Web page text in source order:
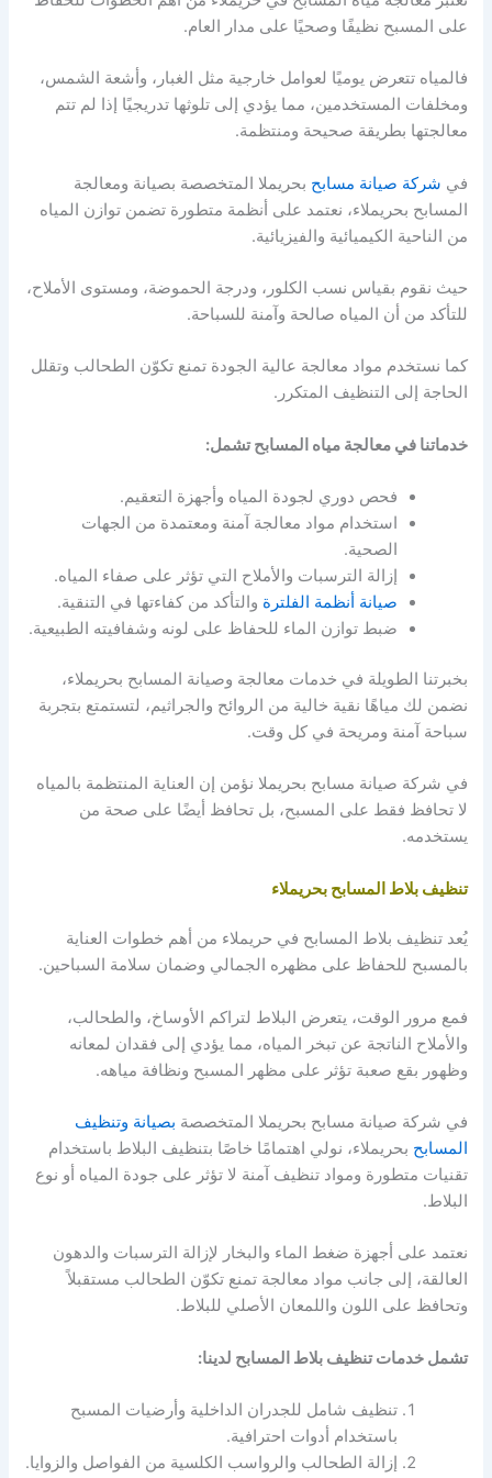
على المسبح نظيفًا وصحيًا على مدار العام.
فالمياه تتعرض يوميًا لعوامل خارجية مثل الغبار، وأشعة الشمس،
ومخلفات المستخدمين، مما يؤدي إلى تلوثها تدريجيًا إذا لم تتم
معالجتها بطريقة صحيحة ومنتظمة.
في شركة صيانة مسابح بحريملا المتخصصة بصيانة ومعالجة
المسابح بحريملاء، نعتمد على أنظمة متطورة تضمن توازن المياه
من الناحية الكيميائية والفيزيائية.
حيث نقوم بقياس نسب الكلور، ودرجة الحموضة، ومستوى الأملاح،
للتأكد من أن المياه صالحة وآمنة للسباحة.
كما نستخدم مواد معالجة عالية الجودة تمنع تكوّن الطحالب وتقلل
الحاجة إلى التنظيف المتكرر.
خدماتنا في معالجة مياه المسابح تشمل:
فحص دوري لجودة المياه وأجهزة التعقيم.
استخدام مواد معالجة آمنة ومعتمدة من الجهات
الصحية.
إزالة الترسبات والأملاح التي تؤثر على صفاء المياه.
صيانة أنظمة الفلترة والتأكد من كفاءتها في التنقية.
ضبط توازن الماء للحفاظ على لونه وشفافيته الطبيعية.
بخبرتنا الطويلة في خدمات معالجة وصيانة المسابح بحريملاء،
نضمن لك مياهًا نقية خالية من الروائح والجراثيم، لتستمتع بتجربة
سباحة آمنة ومريحة في كل وقت.
في شركة صيانة مسابح بحريملا نؤمن إن العناية المنتظمة بالمياه
لا تحافظ فقط على المسبح، بل تحافظ أيضًا على صحة من
يستخدمه.
تنظيف بلاط المسابح بحريملاء
يُعد تنظيف بلاط المسابح في حريملاء من أهم خطوات العناية
بالمسبح للحفاظ على مظهره الجمالي وضمان سلامة السباحين.
فمع مرور الوقت، يتعرض البلاط لتراكم الأوساخ، والطحالب،
والأملاح الناتجة عن تبخر المياه، مما يؤدي إلى فقدان لمعانه
وظهور بقع صعبة تؤثر على مظهر المسبح ونظافة مياهه.
في شركة صيانة مسابح بحريملا المتخصصة بصيانة وتنظيف
المسابح بحريملاء، نولي اهتمامًا خاصًا بتنظيف البلاط باستخدام
تقنيات متطورة ومواد تنظيف آمنة لا تؤثر على جودة المياه أو نوع
البلاط.
نعتمد على أجهزة ضغط الماء والبخار لإزالة الترسبات والدهون
العالقة، إلى جانب مواد معالجة تمنع تكوّن الطحالب مستقبلاً
وتحافظ على اللون واللمعان الأصلي للبلاط.
تشمل خدمات تنظيف بلاط المسابح لدينا:
تنظيف شامل للجدران الداخلية وأرضيات المسبح
باستخدام أدوات احترافية.
إزالة الطحالب والرواسب الكلسية من الفواصل والزوايا.